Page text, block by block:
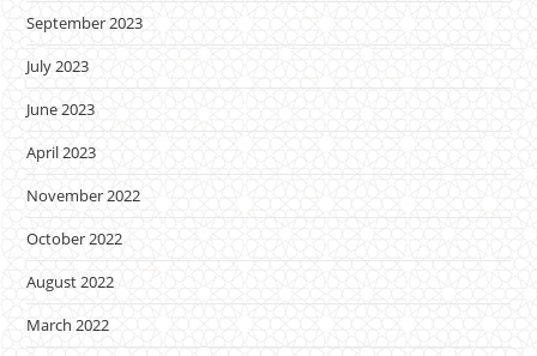
September 2023
July 2023
June 2023
April 2023
November 2022
October 2022
August 2022
March 2022